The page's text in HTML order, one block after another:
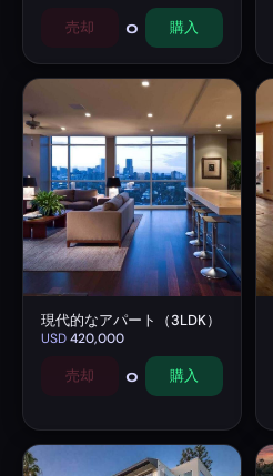
売却 0 購入
現代的なアパート（3LDK）
USD420,000
売却 0 購入